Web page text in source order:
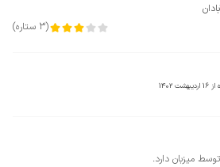
(
3 ستاره)
16 اردیبهشت 1402
میزبان دارد.